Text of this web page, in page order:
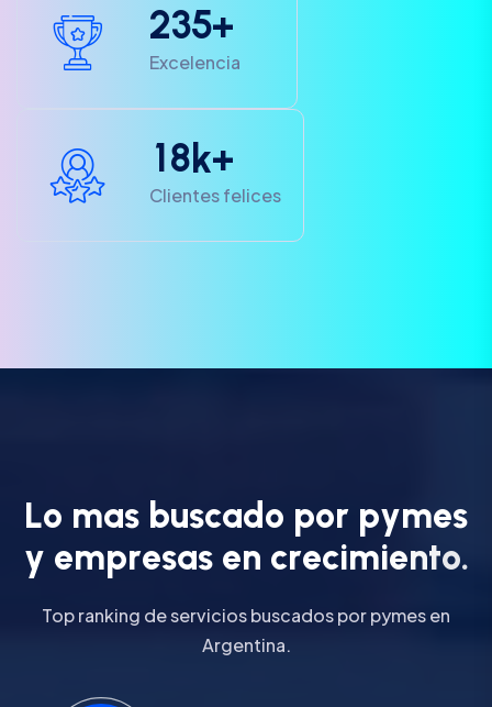
235+
Excelencia
18k+
Clientes felices
Lo mas buscado por pymes
y empresas en crecimiento.
Top ranking de servicios buscados por pymes en
Argentina.